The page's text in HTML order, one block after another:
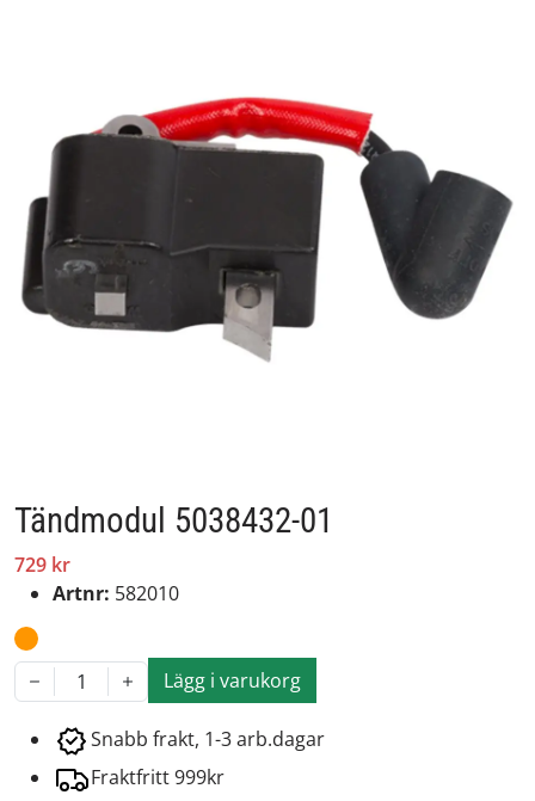
Tändmodul 5038432-01
729 kr
Artnr: 582010
1 Lägg i varukorg
Snabb frakt, 1-3 arb.dagar
Fraktfritt 999kr